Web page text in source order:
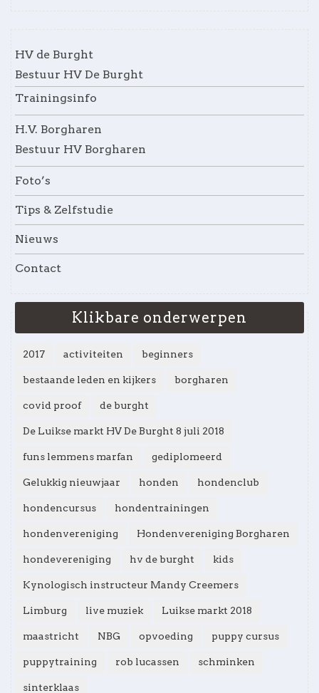
HV de Burght
Bestuur HV De Burght
Trainingsinfo
H.V. Borgharen
Bestuur HV Borgharen
Foto’s
Tips & Zelfstudie
Nieuws
Contact
Klikbare onderwerpen
2017 activiteiten beginners
bestaande leden en kijkers borgharen
covid proof de burght
De Luikse markt HV De Burght 8 juli 2018
funs lemmens marfan gediplomeerd
Gelukkig nieuwjaar honden hondenclub
hondencursus hondentrainingen
hondenvereniging Hondenvereniging Borgharen
hondevereniging hv de burght kids
Kynologisch instructeur Mandy Creemers
Limburg live muziek Luikse markt 2018
maastricht NBG opvoeding puppy cursus
puppytraining rob lucassen schminken
sinterklaas